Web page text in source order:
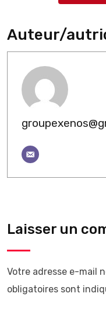
Auteur/
Laisser un
Votre adresse e-mail
obligatoires sont